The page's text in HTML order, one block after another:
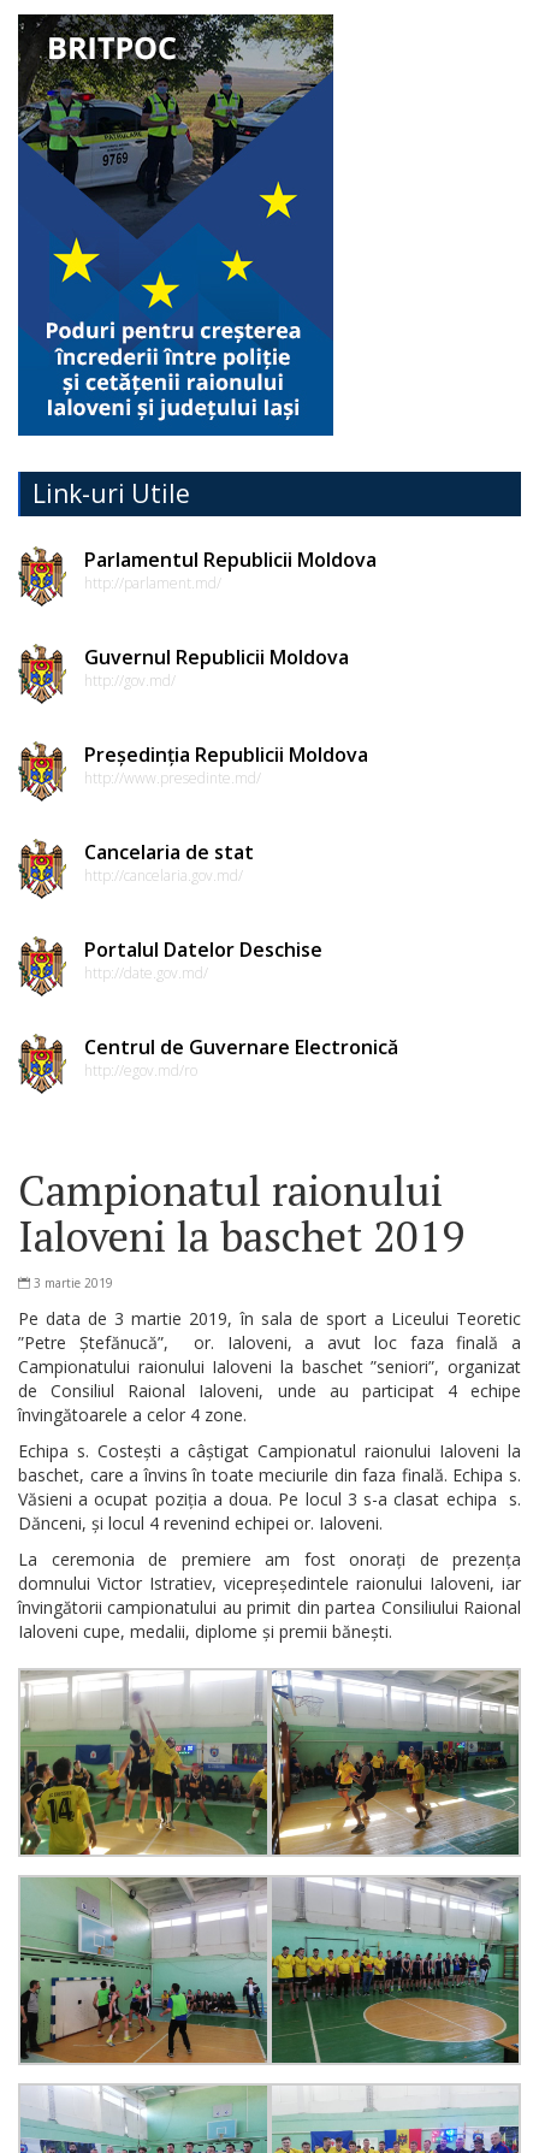
Link-uri Utile
Parlamentul Republicii Moldova
http://parlament.md/
Guvernul Republicii Moldova
http://gov.md/
Președinția Republicii Moldova
http://www.presedinte.md/
Cancelaria de stat
http://cancelaria.gov.md/
Portalul Datelor Deschise
http://date.gov.md/
Centrul de Guvernare Electronică
http://egov.md/ro
Campionatul raionului
Ialoveni la baschet 2019
3 martie 2019
Pe data de 3 martie 2019, în sala de sport a Liceului Teoretic
”Petre Ștefănucă”, or. Ialoveni, a avut loc faza finală a
Campionatului raionului Ialoveni la baschet ”seniori”, organizat
de Consiliul Raional Ialoveni, unde au participat 4 echipe
învingătoarele a celor 4 zone.
Echipa s. Costești a câștigat Campionatul raionului Ialoveni la
baschet, care a învins în toate meciurile din faza finală. Echipa s.
Văsieni a ocupat poziția a doua. Pe locul 3 s-a clasat echipa s.
Dănceni, și locul 4 revenind echipei or. Ialoveni.
La ceremonia de premiere am fost onorați de prezența
domnului Victor Istratiev, vicepreședintele raionului Ialoveni, iar
învingătorii campionatului au primit din partea Consiliului Raional
Ialoveni cupe, medalii, diplome și premii bănești.